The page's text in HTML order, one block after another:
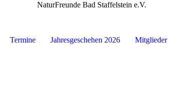
NaturFreunde Bad Staffelstein e.V.
Termine Jahresgeschehen 2026 Mitglieder